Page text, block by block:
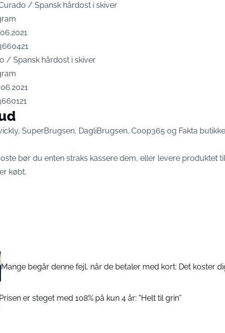
/ Spansk hårdost i skiver
/ Spansk hårdost i skiver
SuperBrugsen, DagliBrugsen, Coop365 og Fakta
bør du enten straks kassere dem, eller levere produktet
købt.
Mange begår denne fejl, når de betaler med kort: Det koster
er steget med 108% på kun 4 år: “Helt til grin”